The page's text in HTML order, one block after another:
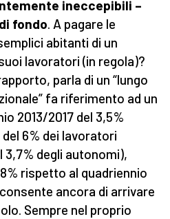
ineccepibili –
fondo. A pagare le
abitanti di un
lavoratori (in regola)?
parla di un “lungo
fa riferimento ad un
2013/2017 del 3,5%
6% dei lavoratori
3,7% degli autonomi),
rispetto al quadriennio
ancora di arrivare
Sempre nel proprio